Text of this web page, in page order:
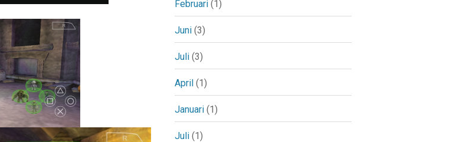
Februari (1)
Juni (3)
Juli (3)
April (1)
Januari (1)
Juli (1)